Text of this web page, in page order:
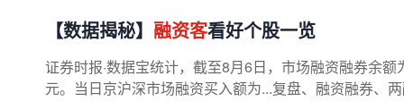
【数据揭秘】 融资客看好个股一览
证券时报·数据宝统计，截至8月6日，市场融资融券余
元。当日京沪深市场融资买入额为...复盘、融资融券、两